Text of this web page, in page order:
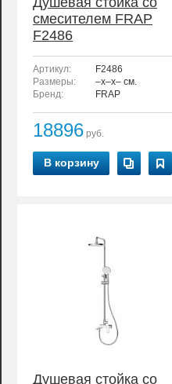
смесителем FRAP
F2486
Артикул:
F2486
Размеры:
–x–x– см.
Бренд:
FRAP
18896 руб.
В корзину
Душевая стойка со